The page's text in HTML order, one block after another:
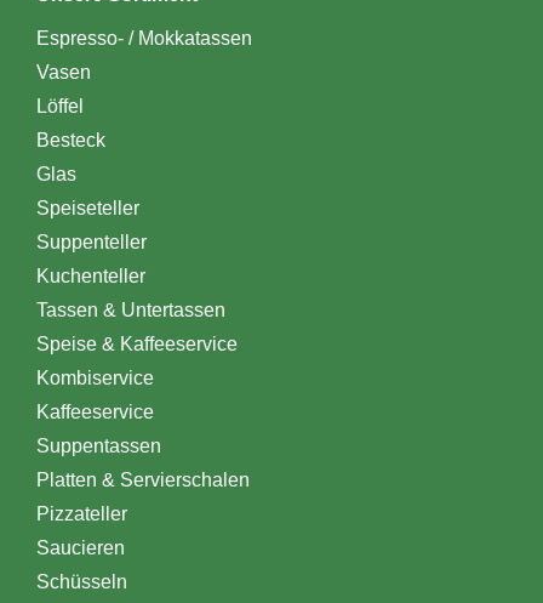
Espresso- / Mokkatassen
Vasen
Löffel
Besteck
Glas
Speiseteller
Suppenteller
Kuchenteller
Tassen & Untertassen
Speise & Kaffeeservice
Kombiservice
Kaffeeservice
Suppentassen
Platten & Servierschalen
Pizzateller
Saucieren
Schüsseln